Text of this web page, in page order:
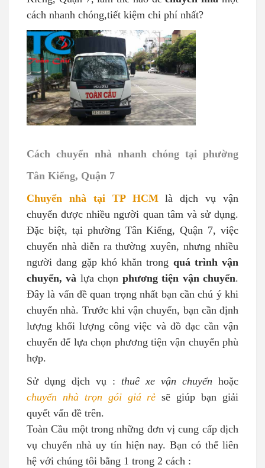
cách nhanh chóng,tiết kiệm chi phí nhất?
Cách chuyển nhà nhanh chóng tại phường
Tân Kiểng, Quận 7
Chuyển nhà tại TP HCM là dịch vụ vận
chuyển được nhiều người quan tâm và sử dụng.
Đặc biệt, tại phường Tân Kiểng, Quận 7, việc
chuyển nhà diễn ra thường xuyên, nhưng nhiều
người đang gặp khó khăn trong quá trình vận
chuyển, và lựa chọn phương tiện vận chuyển.
Đây là vấn đề quan trọng nhất bạn cần chú ý khi
chuyển nhà. Trước khi vận chuyển, bạn cần định
lượng khối lượng công việc và đồ đạc cần vận
chuyển để lựa chọn phương tiện vận chuyển phù
hợp.
Sử dụng dịch vụ : thuê xe vận chuyển hoặc
chuyển nhà trọn gói giá rẻ sẽ giúp bạn giải
quyết vấn đề trên.
Toàn Cầu một trong những đơn vị cung cấp dịch
vụ chuyển nhà uy tín hiện nay. Bạn có thể liên
hệ với chúng tôi bằng 1 trong 2 cách :